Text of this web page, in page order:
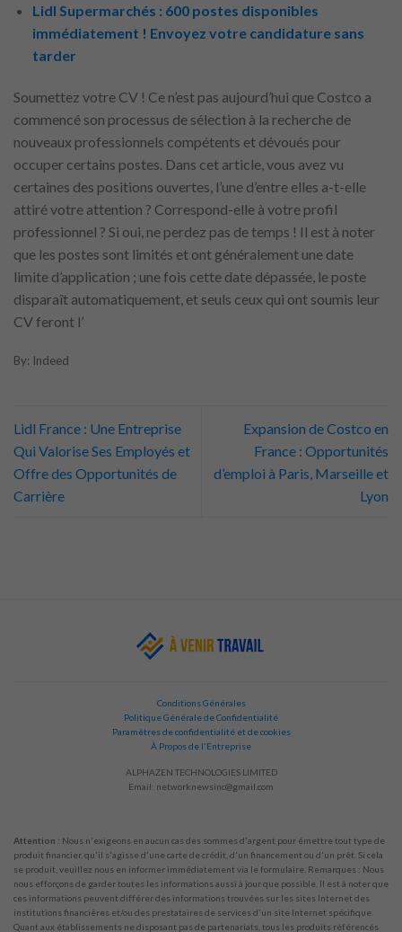
Lidl Supermarchés : 600 postes disponibles
immédiatement ! Envoyez votre candidature sans
tarder
Soumettez votre CV ! Ce n’est pas aujourd’hui que Costco a
commencé son processus de sélection à la recherche de
nouveaux professionnels compétents et dévoués pour
occuper certains postes. Dans cet article, vous avez vu
certaines des positions ouvertes, l’une d’entre elles a-t-elle
attiré votre attention ? Correspond-elle à votre profil
professionnel ? Si oui, ne perdez pas de temps ! Il est à noter
que les postes sont limités et ont généralement une date
limite d’application ; une fois cette date dépassée, le poste
disparaît automatiquement, et seuls ceux qui ont soumis leur
CV feront l’
By: Indeed
Lidl France : Une Entreprise
Qui Valorise Ses Employés et
Offre des Opportunités de
Carrière
Expansion de Costco en
France : Opportunités
d’emploi à Paris, Marseille et
Lyon
Conditions Générales
Politique Générale de Confidentialité
Paramètres de confidentialité et de cookies
À Propos de l'Entreprise
ALPHAZEN TECHNOLOGIES LIMITED
Email: networknewsinc@gmail.com
Attention : Nous n'exigeons en aucun cas des sommes d'argent pour émettre tout type de
produit financier, qu'il s'agisse d'une carte de crédit, d'un financement ou d'un prêt. Si cela
se produit, veuillez nous en informer immédiatement via le formulaire. Remarques : Nous
nous efforçons de garder toutes les informations aussi à jour que possible. Il est à noter que
ces informations peuvent différer des informations trouvées sur les sites Internet des
institutions financières et/ou des prestataires de services d'un site Internet spécifique.
Quant aux établissements ne disposant pas de partenariats, tous les produits référencés